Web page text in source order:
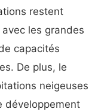
restent
les grandes
capacités
De plus, le
neigeuses
développement